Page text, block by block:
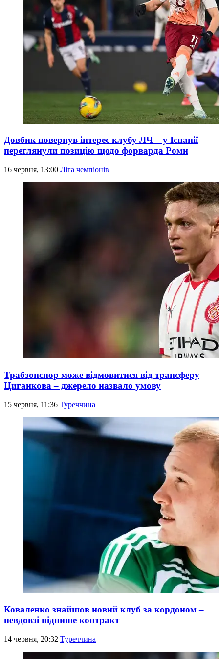
Довбик повернув інтерес клубу ЛЧ – у Іспанії
переглянули позицію щодо форварда Роми
16 червня, 13:00 Ліга чемпіонів
Трабзонспор може відмовитися від трансферу
Циганкова – джерело назвало умову
15 червня, 11:36 Туреччина
Коваленко знайшов новий клуб за кордоном –
невдовзі підпише контракт
14 червня, 20:32 Туреччина